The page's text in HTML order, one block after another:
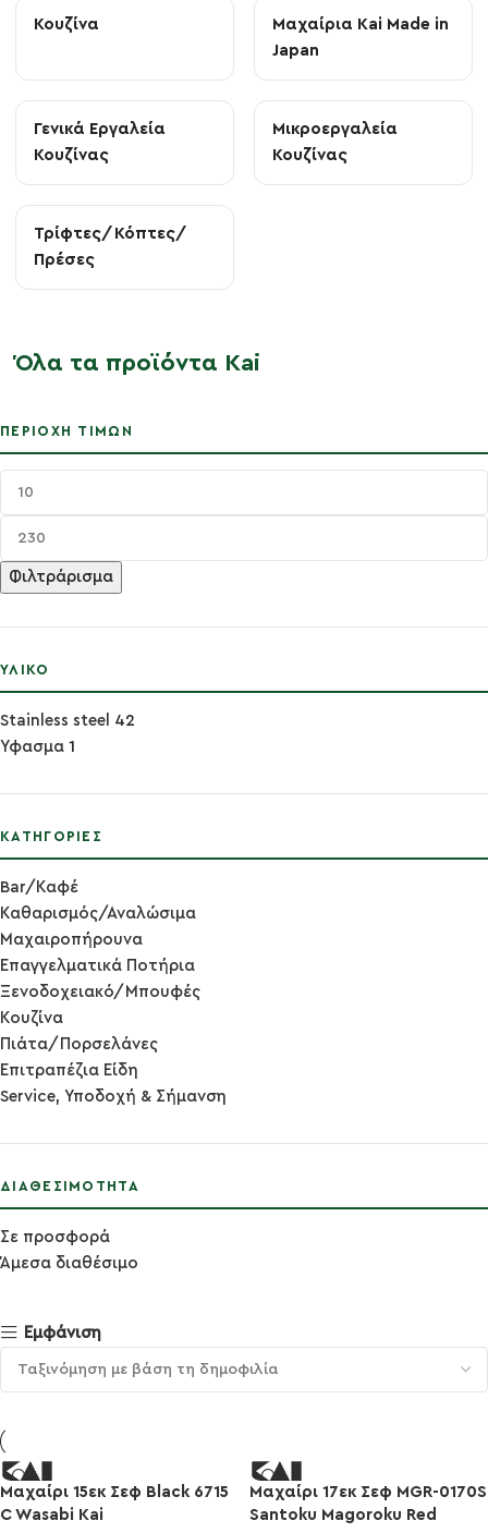
Κουζίνα
Μαχαίρια Kai Made in
Japan
Γενικά Εργαλεία
Κουζίνας
Μικροεργαλεία
Κουζίνας
Τρίφτες/Κόπτες/
Πρέσες
Όλα τα προϊόντα Kai
ΠΕΡΙΟΧΉ ΤΙΜΏΝ
Φιλτράρισμα
ΥΛΙΚΌ
Stainless steel 42
Υφασμα 1
ΚΑΤΗΓΟΡΊΕΣ
Bar/Καφέ
Καθαρισμός/Αναλώσιμα
Μαχαιροπήρουνα
Επαγγελματικά Ποτήρια
Ξενοδοχειακό/Μπουφές
Κουζίνα
Πιάτα/Πορσελάνες
Επιτραπέζια Είδη
Service, Υποδοχή & Σήμανση
ΔΙΑΘΕΣΙΜΌΤΗΤΑ
Σε προσφορά
Άμεσα διαθέσιμο
Εμφάνιση
Μαχαίρι 15εκ Σεφ Black 6715
C Wasabi Kai
Μαχαίρι 17εκ Σεφ MGR-0170S
Santoku Magoroku Red